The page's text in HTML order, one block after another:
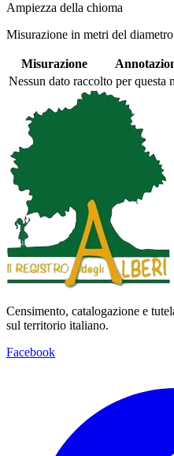
Ampiezza della chioma
Misurazione in metri del
Misurazione
Nessun dato raccolto per questa
Censimento, catalogazione e
sul territorio italiano.
Facebook